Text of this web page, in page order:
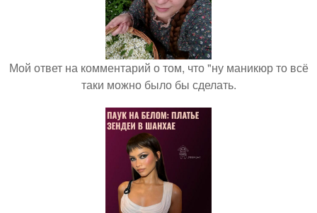
Мой ответ на комментарий о том, что "ну маникюр то всё
таки можно было бы сделать.